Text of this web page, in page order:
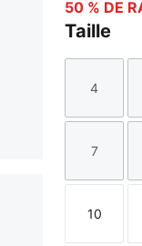
50 % DE
Taille
Taille
4
Taille
7
Taille
10